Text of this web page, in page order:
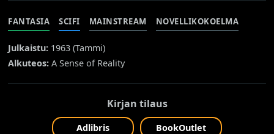
FANTASIA SCIFI MAINSTREAM NOVELLIKOKOELMA
Julkaistu: 1963 (Tammi)
Alkuteos: A Sense of Reality
Kirjan tilaus
Adlibris BookOutlet